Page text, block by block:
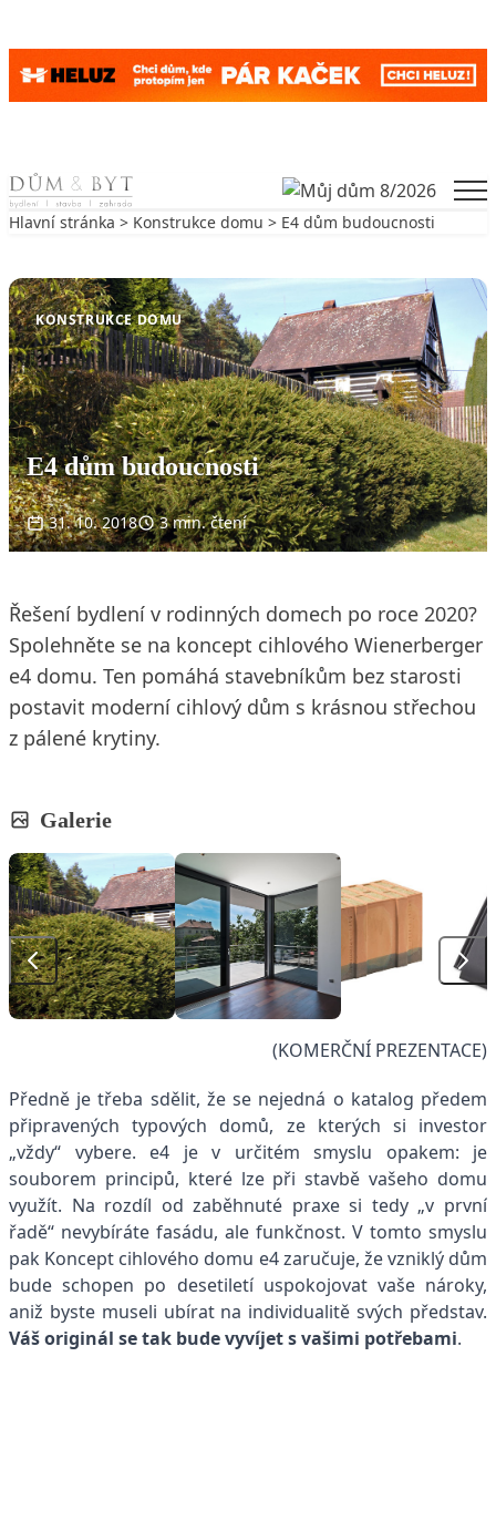
Skip to content
Hlavní stránka > Konstrukce domu > E4 dům budoucnosti
KONSTRUKCE DOMU
E4 dům budoucnosti
31. 10. 2018 3 min. čtení
Řešení bydlení v rodinných domech po roce 2020?
Spolehněte se na koncept cihlového Wienerberger
e4 domu. Ten pomáhá stavebníkům bez starosti
postavit moderní cihlový dům s krásnou střechou
z pálené krytiny.
Galerie
(KOMERČNÍ PREZENTACE)
Předně je třeba sdělit, že se nejedná o katalog předem
připravených typových domů, ze kterých si investor
„vždy“ vybere. e4 je v určitém smyslu opakem: je
souborem principů, které lze při stavbě vašeho domu
využít. Na rozdíl od zaběhnuté praxe si tedy „v první
řadě“ nevybíráte fasádu, ale funkčnost. V tomto smyslu
pak Koncept cihlového domu e4 zaručuje, že vzniklý dům
bude schopen po desetiletí uspokojovat vaše nároky,
aniž byste museli ubírat na individualitě svých představ.
Váš originál se tak bude vyvíjet s vašimi potřebami.